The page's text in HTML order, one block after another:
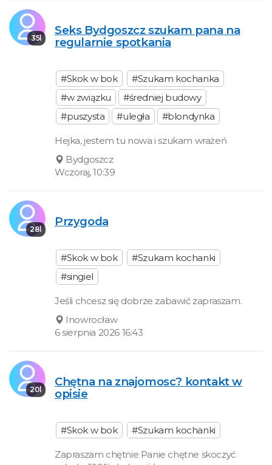
35l
Seks Bydgoszcz szukam pana na
regularnie spotkania
#Skok w bok
#Szukam kochanka
#w związku
#średniej budowy
#puszysta
#uległa #blondynka
Hejka, jestem tu nowa i szukam wrażeń
Bydgoszcz
Wczoraj, 10:39
28l
Przygoda
#Skok w bok
#Szukam kochanki
#singiel
Jeśli chcesz się dobrze zabawić zapraszam.
Inowrocław
6 sierpnia 2026 16:43
20l
Chętna na znajomosc? kontakt w
opisie
#Skok w bok #Szukam kochanki
Zapraszam chętnie Panie chętne skoczyć